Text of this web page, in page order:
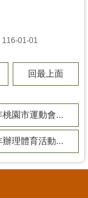
01-01
回最上面
桃園市運動會...
辦理體育活動...